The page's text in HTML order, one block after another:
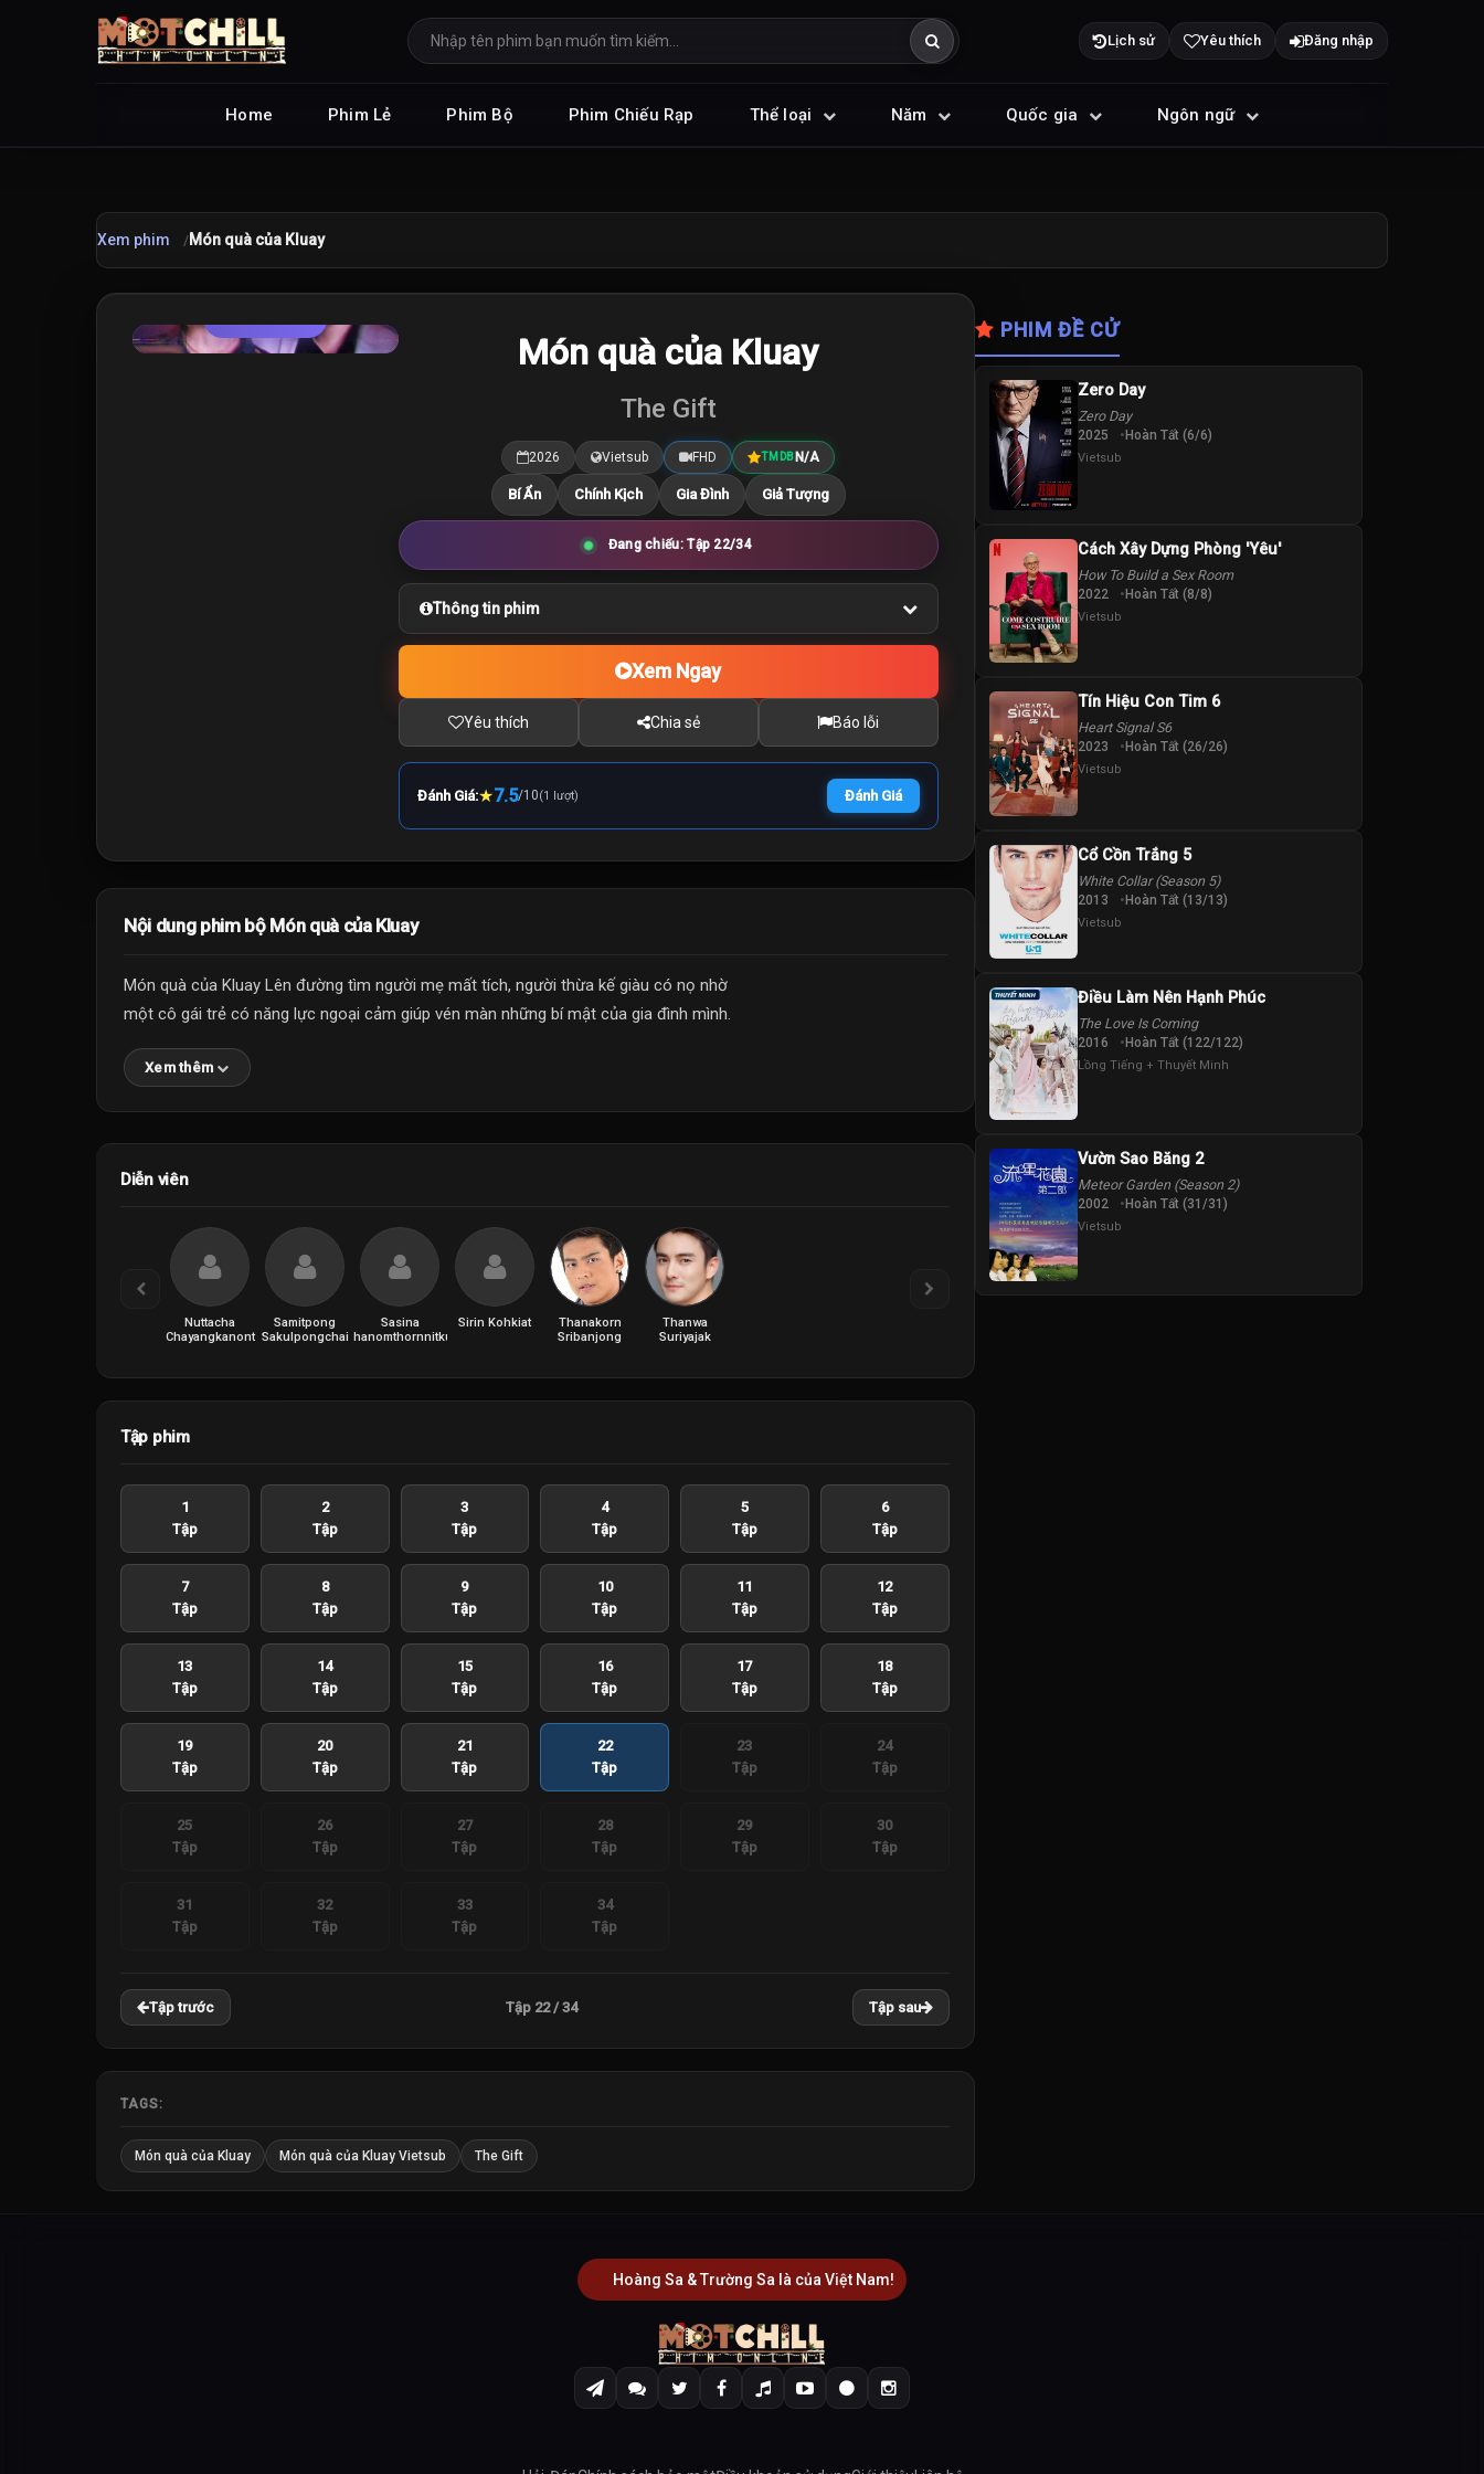
Lịch sử Yêu thích Đăng nhập
Home Phim Lẻ Phim Bộ Phim Chiếu Rạp Thể loại Năm Quốc gia Ngôn ngữ
Xem phim Món quà của Kluay
★7.5/10 Món quà của Kluay
The Gift
2026 Vietsub FHD TMDB N/A
Bí Ẩn Chính Kịch Gia Đình Giả Tượng
Đang chiếu: Tập 22/34
Thông tin phim
Xem Ngay
Yêu thích Chia sẻ Báo lỗi
Đánh Giá:★7.5/10(1 lượt) Đánh Giá
Nội dung phim bộ Món quà của Kluay
Món quà của Kluay Lên đường tìm người mẹ mất tích, người thừa kế giàu có nọ nhờ
một cô gái trẻ có năng lực ngoại cảm giúp vén màn những bí mật của gia đình mình.
Xem thêm
Diễn viên
Nuttacha
Chayangkanont
Samitpong
Sakulpongchai
Sasina
Phanomthornnitkul
Sirin Kohkiat
Thanakorn
Sribanjong
Thanwa
Suriyajak
Tập phim
1
Tập
2
Tập
3
Tập
4
Tập
5
Tập
6
Tập
7
Tập
8
Tập
9
Tập
10
Tập
11
Tập
12
Tập
13
Tập
14
Tập
15
Tập
16
Tập
17
Tập
18
Tập
19
Tập
20
Tập
21
Tập
22
Tập
23
Tập
24
Tập
25
Tập
26
Tập
27
Tập
28
Tập
29
Tập
30
Tập
31
Tập
32
Tập
33
Tập
34
Tập
Tập trước Tập 22 / 34 Tập sau
TAGS:
Món quà của Kluay Món quà của Kluay Vietsub The Gift
PHIM ĐỀ CỬ
Zero Day
Zero Day
2025 Hoàn Tất (6/6)
Vietsub
Cách Xây Dựng Phòng 'Yêu'
How To Build a Sex Room
2022 Hoàn Tất (8/8)
Vietsub
Tín Hiệu Con Tim 6
Heart Signal S6
2023 Hoàn Tất (26/26)
Vietsub
Cổ Cồn Trắng 5
White Collar (Season 5)
2013 Hoàn Tất (13/13)
Vietsub
Điều Làm Nên Hạnh Phúc
The Love Is Coming
2016 Hoàn Tất (122/122)
Lồng Tiếng + Thuyết Minh
Vườn Sao Băng 2
Meteor Garden (Season 2)
2002 Hoàn Tất (31/31)
Vietsub
Hoàng Sa & Trường Sa là của Việt Nam!